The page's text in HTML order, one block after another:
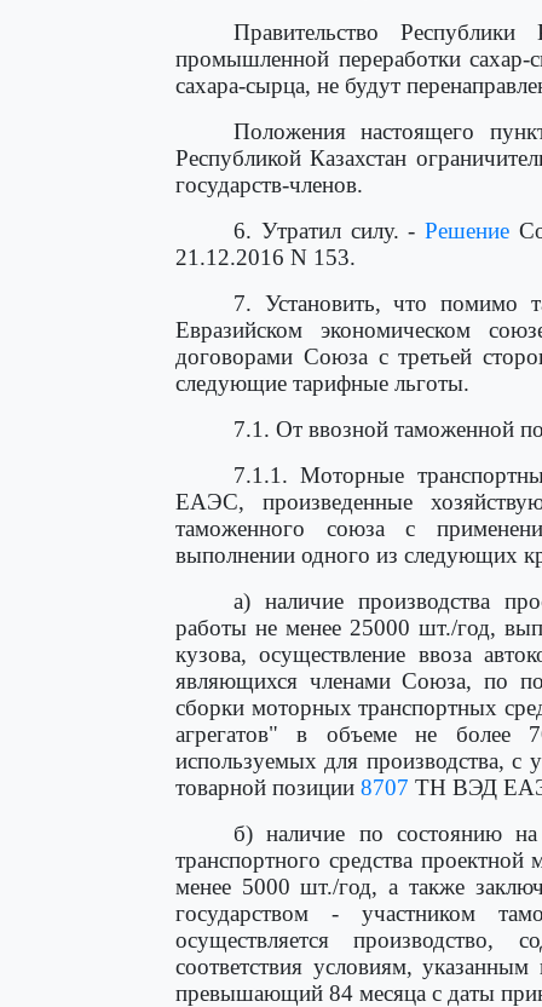
Правительство
промышленной переработки
сахара-сырца, не будут
Положения настоящего
Республикой Казахстан
государств-членов.
6. Утратил силу. -Решение
21.12.2016 N 153.
7. Установить, что помимо
Евразийском экономическом
договорами Союза с третьей
следующие тарифные льготы.
7.1. От ввозной таможенной
7.1.1. Моторные
ЕАЭС, произведенные
таможенного союза с
выполнении одного из следующих
а) наличие производства
работы не менее 25000 шт./год,
кузова, осуществление ввоза
являющихся членами Союза, по
сборки моторных транспортных
агрегатов" в объеме не более
используемых для производства, с
товарной позиции 8707 ТН ВЭД
б) наличие по состоянию
транспортного средства
менее 5000 шт./год, а также
государством - участником
осуществляется производство,
соответствия условиям,
превышающий 84 месяца с даты